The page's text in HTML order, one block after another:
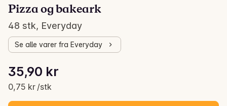
Pizza og bakeark
48 stk, Everyday
Se alle varer fra Everyday
Gjeldende pris er: 35,90 kr
35,90 kr
0,75 kr /stk
Stykkpris: 0,75 kr /stk